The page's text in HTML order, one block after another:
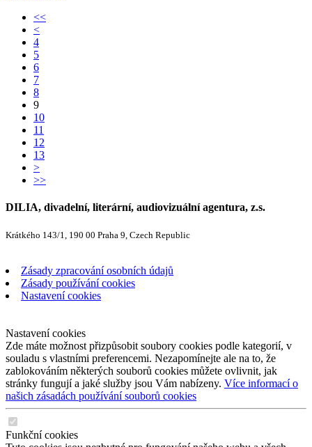
<<
<
4
5
6
7
8
9
10
11
12
13
>
>>
DILIA, divadelní, literární, audiovizuální agentura, z.s.
Krátkého 143/1, 190 00 Praha 9, Czech Republic
Zásady zpracování osobních údajů
Zásady používání cookies
Nastavení cookies
Nastavení cookies
Zde máte možnost přizpůsobit soubory cookies podle kategorií, v
souladu s vlastními preferencemi. Nezapomínejte ale na to, že
zablokováním některých souborů cookies můžete ovlivnit, jak
stránky fungují a jaké služby jsou Vám nabízeny. Více informací o
našich zásadách používání souborů cookies
Funkční cookies